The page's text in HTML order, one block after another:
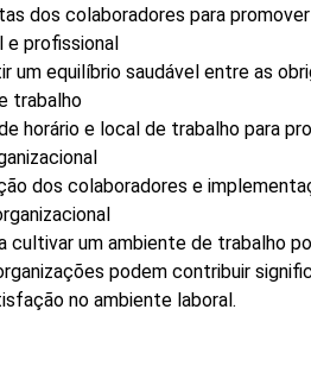
dos colaboradores para
e profissional
um equilíbrio saudável entre as
trabalho
horário e local de trabalho para
dos colaboradores e
cultivar um ambiente de trabalho
podem contribuir
no ambiente laboral.